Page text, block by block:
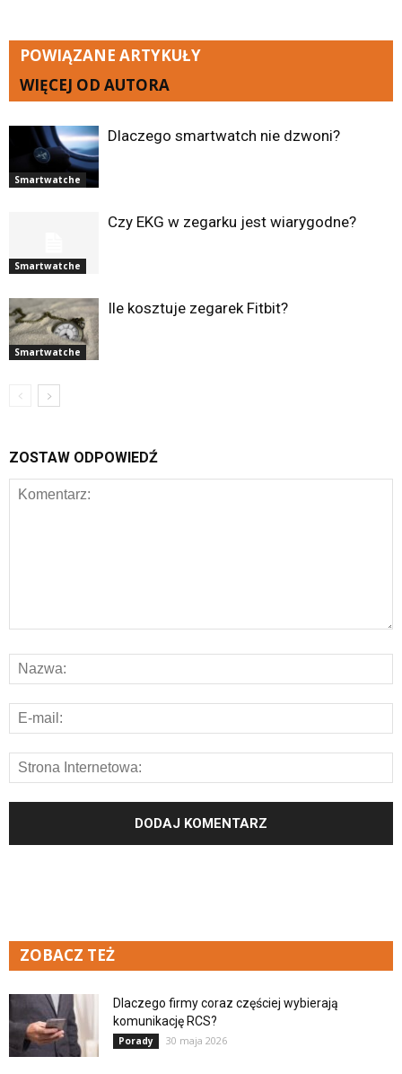
POWIĄZANE ARTYKUŁY
WIĘCEJ OD AUTORA
Smartwatche
Dlaczego smartwatch nie dzwoni?
Smartwatche
Czy EKG w zegarku jest wiarygodne?
Smartwatche
Ile kosztuje zegarek Fitbit?
ZOSTAW ODPOWIEDŹ
ZOBACZ TEŻ
Dlaczego firmy coraz częściej wybierają
komunikację RCS?
Porady 30 maja 2026